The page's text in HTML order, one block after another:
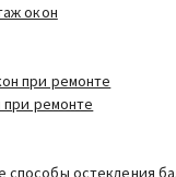
окон
при ремонте